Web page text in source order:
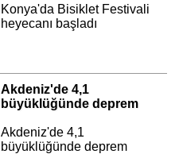
Konya'da Bisiklet Festivali
heyecanı başladı
Akdeniz'de 4,1
büyüklüğünde deprem
Akdeniz'de 4,1
büyüklüğünde deprem